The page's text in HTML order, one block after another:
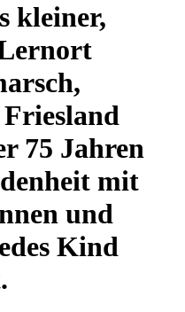
kleiner,
75 Jahren
mit
und
Kind